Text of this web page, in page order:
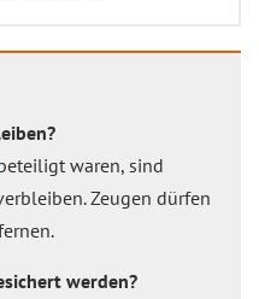
waren, sind
Zeugen dürfen
werden?